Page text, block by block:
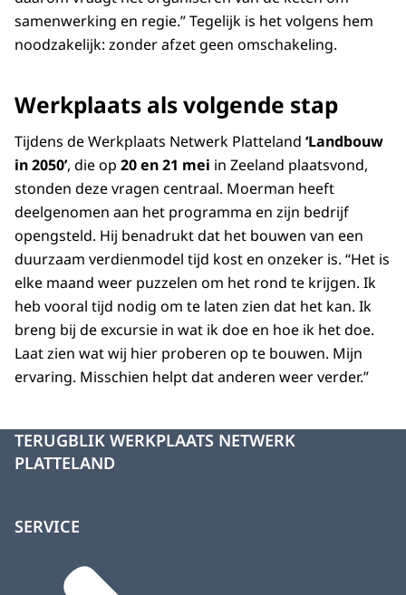
samenwerking en regie.” Tegelijk is het volgens hem
noodzakelijk: zonder afzet geen omschakeling.
Werkplaats als volgende stap
Tijdens de Werkplaats Netwerk Platteland ‘Landbouw
in 2050’, die op 20 en 21 mei in Zeeland plaatsvond,
stonden deze vragen centraal. Moerman heeft
deelgenomen aan het programma en zijn bedrijf
opengsteld. Hij benadrukt dat het bouwen van een
duurzaam verdienmodel tijd kost en onzeker is. “Het is
elke maand weer puzzelen om het rond te krijgen. Ik
heb vooral tijd nodig om te laten zien dat het kan. Ik
breng bij de excursie in wat ik doe en hoe ik het doe.
Laat zien wat wij hier proberen op te bouwen. Mijn
ervaring. Misschien helpt dat anderen weer verder.”
TERUGBLIK WERKPLAATS NETWERK
PLATTELAND
SERVICE